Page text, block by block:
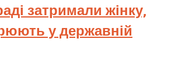
затримали жінку,
у державній